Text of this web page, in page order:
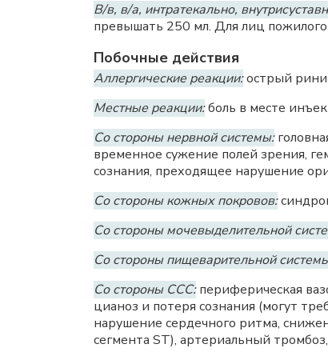
В/в, в/а, интратекально,
превышать 250 мл. Для лиц
Побочные действия
Аллергические реакции:острый
Местные реакции:боль в месте
Со стороны нервной системы:
временное сужение полей зрения,
сознания, преходящее нарушение
Со стороны кожных покровов:
Со стороны мочевыделительной
Со стороны пищеварительной
Со стороны ССС:периферическая
цианоз и потеря сознания (могут
нарушение сердечного ритма,
сегмента ST), артериальный